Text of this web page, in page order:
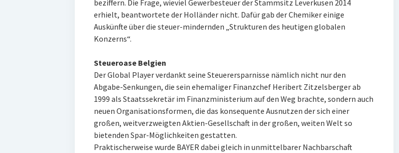
beziffern. Die Frage, wieviel Gewerbesteuer der Stammsitz Leverkusen 2014
erhielt, beantwortete der Holländer nicht. Dafür gab der Chemiker einige
Auskünfte über die steuer-mindernden „Strukturen des heutigen globalen
Konzerns“.
Steueroase Belgien
Der Global Player verdankt seine Steuerersparnisse nämlich nicht nur den
Abgabe-Senkungen, die sein ehemaliger Finanzchef Heribert Zitzelsberger ab
1999 als Staatssekretär im Finanzministerium auf den Weg brachte, sondern auch
neuen Organisationsformen, die das konsequente Ausnutzen der sich einer
großen, weitverzweigten Aktien-Gesellschaft in der großen, weiten Welt so
bietenden Spar-Möglichkeiten gestatten.
Praktischerweise wurde BAYER dabei gleich in unmittelbarer Nachbarschaft